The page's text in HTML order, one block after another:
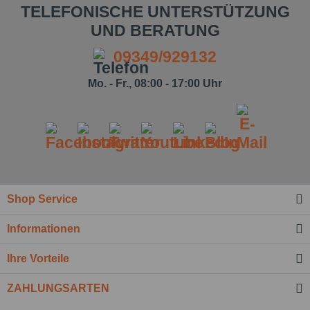
Kenntnis genommen.*
TELEFONISCHE UNTERSTÜTZUNG
UND BERATUNG
09349/929132
Mo. - Fr., 08:00 - 17:00 Uhr
Shop Service
Informationen
Ihre Vorteile
ZAHLUNGSARTEN